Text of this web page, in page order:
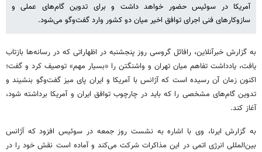
آمریکا در سوئیس حضور خواهد داشت و برای تدوین گام‌های عملی و
سازوکارهای فنی اجرای توافق اخیر میان دو کشور وارد گفت‌وگو می‌شود.
به گزارش خبرآنلاین، رافائل گروسی روز پنجشنبه در اظهاراتی که در رسانه‌ها بازتاب
یافت، یادداشت تفاهم میان تهران و واشنگتن را «بسیار مهم» توصیف کرد و گفت؛
اکنون زمان آن رسیده است که آژانس با آمریکا و ایران پای میز گفت‌وگو بنشیند و
تدوین گام‌های مشخصی را که باید در چارچوب توافق ایران و آمریکا برداشته شود،
آغاز کند.
به گزارش ایرنا، وی با اشاره به نشست روز جمعه در سوئیس افزود که آژانس
بین‌المللی انرژی اتمی در این مذاکرات شرکت می‌کند و آماده است نقش خود را در